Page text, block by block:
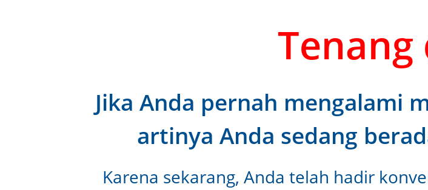
Tenang
Jika Anda pernah mengalami
artinya Anda sedang
Karena sekarang, Anda telah hadir